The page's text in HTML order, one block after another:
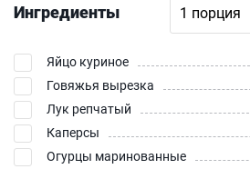
Ингредиенты
Яйцо куриное
Говяжья вырезка
Лук репчатый
Каперсы
Огурцы маринованные